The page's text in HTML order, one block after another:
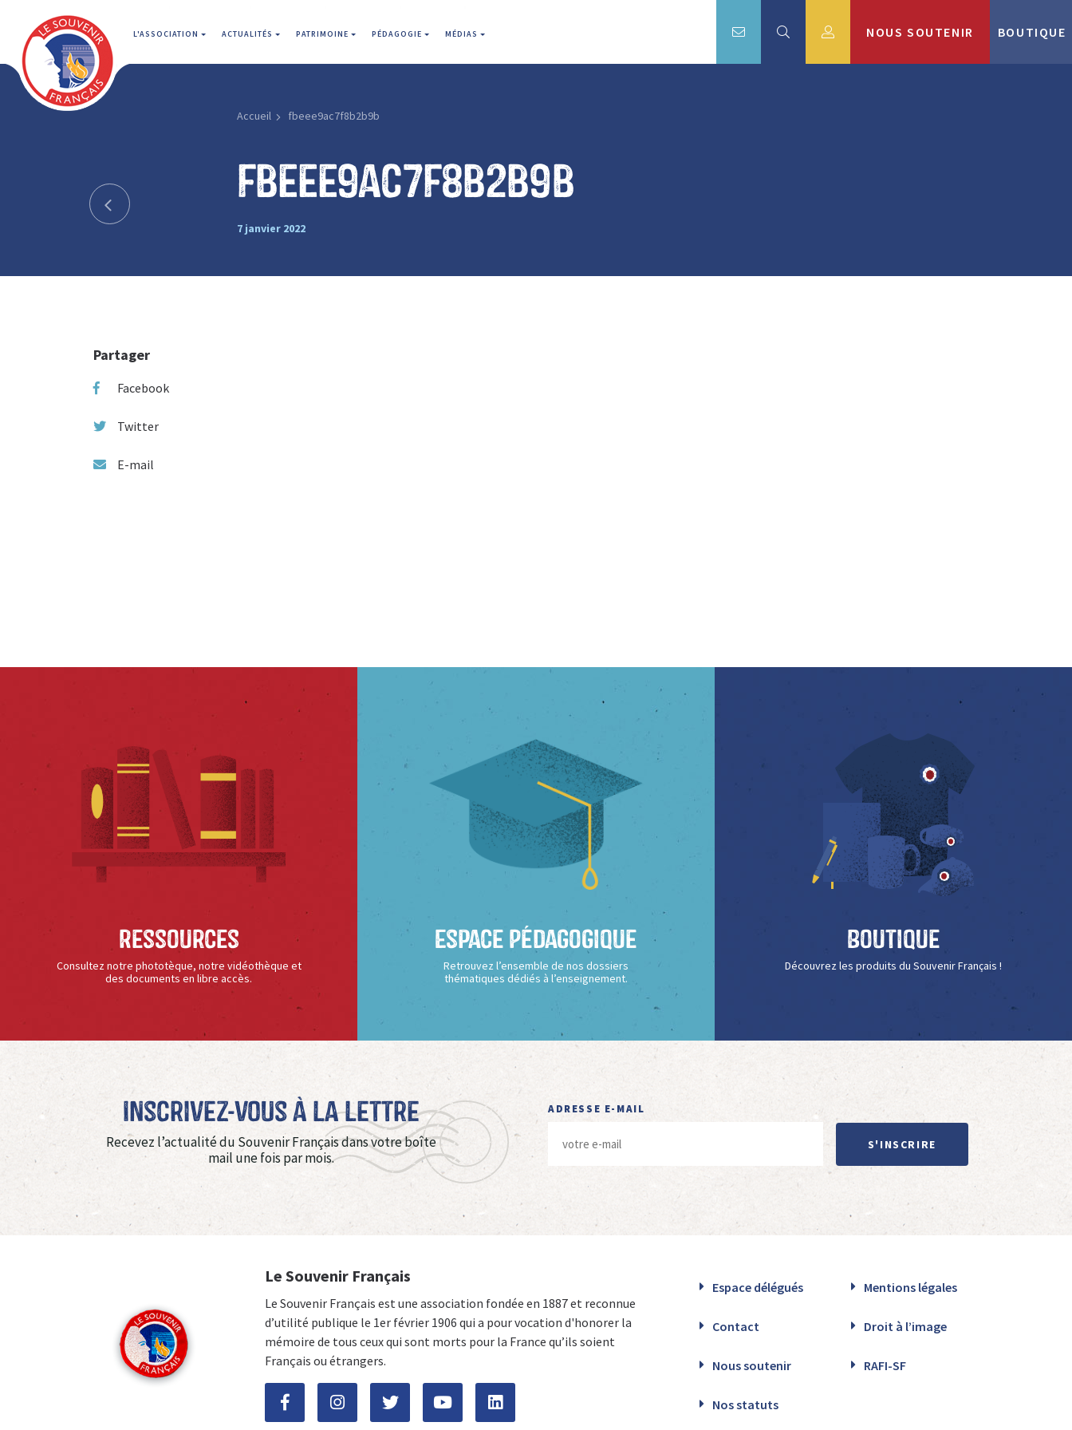
L'ASSOCIATION ACTUALITÉS PATRIMOINE PÉDAGOGIE MÉDIAS NOUS SOUTENIR BOUTIQUE
Accueil fbeee9ac7f8b2b9b
fbeee9ac7f8b2b9b
7 janvier 2022
Partager
Facebook
Twitter
E-mail
Ressources
Consultez notre phototèque, notre vidéothèque et
des documents en libre accès.
Espace Pédagogique
Retrouvez l’ensemble de nos dossiers
thématiques dédiés à l’enseignement.
Boutique
Découvrez les produits du Souvenir Français !
Inscrivez-vous à La Lettre
Recevez l’actualité du Souvenir Français dans votre boîte
mail une fois par mois.
ADRESSE E-MAIL
S'INSCRIRE
Le Souvenir Français
Le Souvenir Français est une association fondée en 1887 et reconnue
d’utilité publique le 1er février 1906 qui a pour vocation d'honorer la
mémoire de tous ceux qui sont morts pour la France qu’ils soient
Français ou étrangers.
Espace délégués Mentions légales
Contact Droit à l’image
Nous soutenir RAFI-SF
Nos statuts